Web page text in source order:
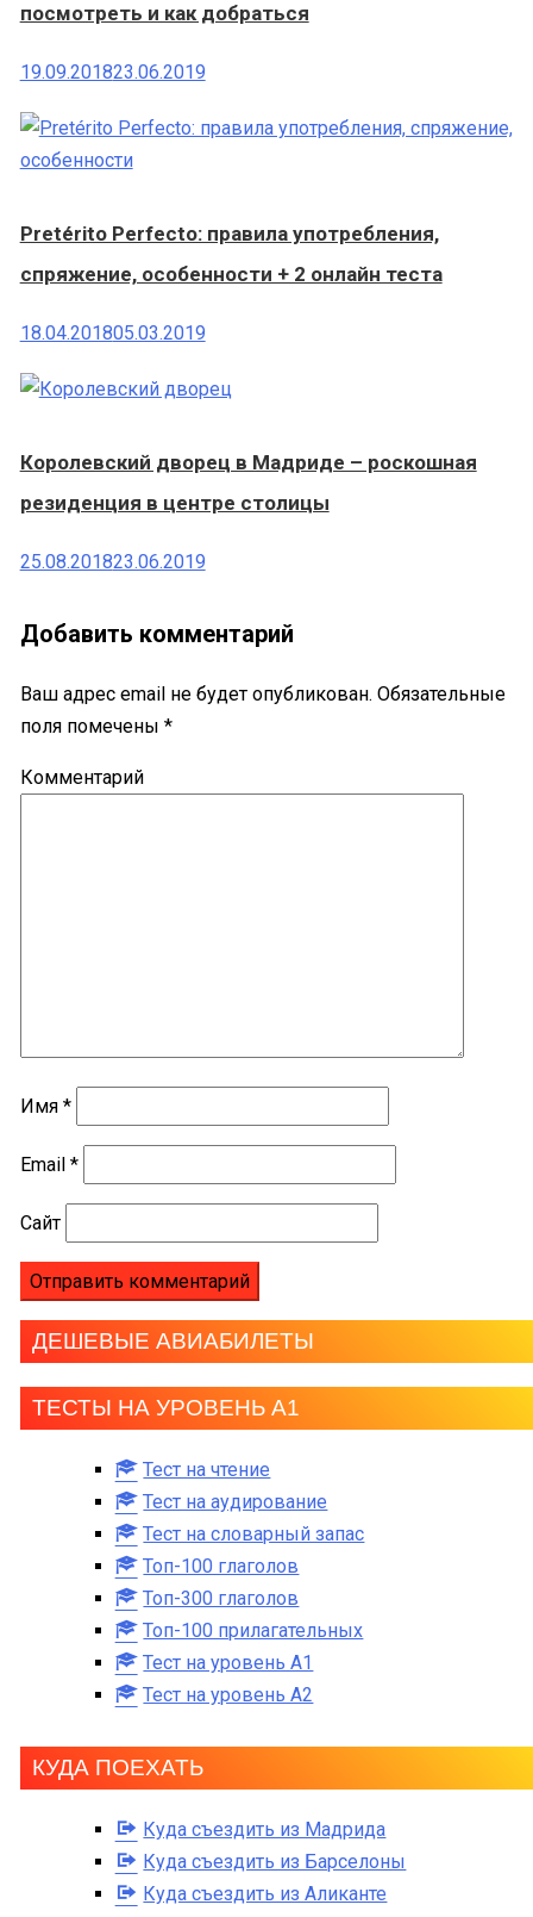
посмотреть и как добраться
19.09.201823.06.2019
Pretérito Perfecto: правила употребления,
спряжение, особенности + 2 онлайн теста
18.04.201805.03.2019
Королевский дворец в Мадриде – роскошная
резиденция в центре столицы
25.08.201823.06.2019
Добавить комментарий
Ваш адрес email не будет опубликован. Обязательные
поля помечены *
Комментарий
Имя *
Email *
Сайт
ДЕШЕВЫЕ АВИАБИЛЕТЫ
ТЕСТЫ НА УРОВЕНЬ А1
Тест на чтение
Тест на аудирование
Тест на словарный запас
Топ-100 глаголов
Топ-300 глаголов
Топ-100 прилагательных
Тест на уровень A1
Тест на уровень A2
КУДА ПОЕХАТЬ
Куда съездить из Мадрида
Куда съездить из Барселоны
Куда съездить из Аликанте